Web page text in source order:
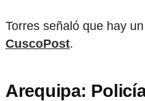
Torres señaló que hay
CuscoPost.
Arequipa: